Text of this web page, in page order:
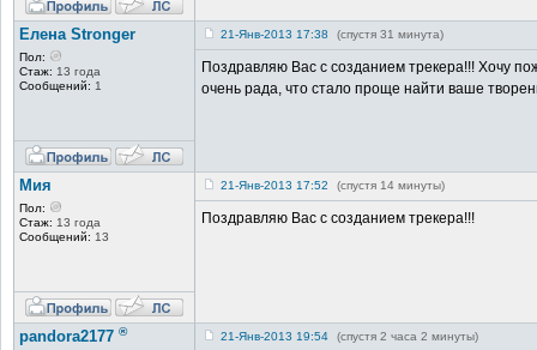
Елена Stronger
Пол:
Стаж: 13 года
Сообщений: 1
21-Янв-2013 17:38 (спустя 31 минута)
Поздравляю Вас с созданием трекера!!! Хочу
очень рада, что стало проще найти ваше
Мия
Пол:
Стаж: 13 года
Сообщений: 13
21-Янв-2013 17:52 (спустя 14 минуты)
Поздравляю Вас с созданием трекера!!!
pandora2177 ® 21-Янв-2013 19:54 (спустя 2 часа 2 минуты)